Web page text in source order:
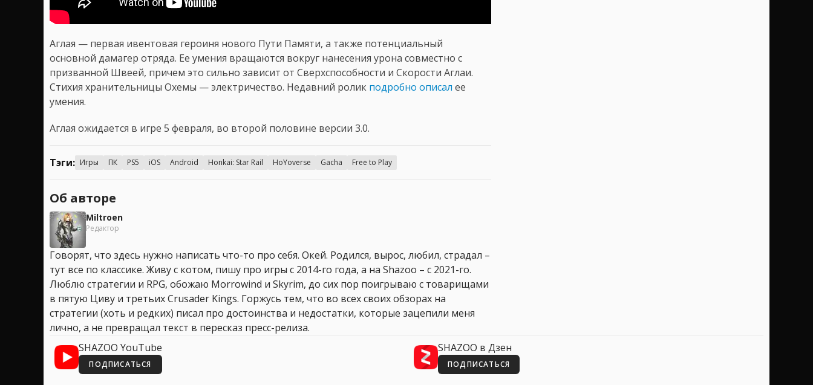
Аглая — первая ивентовая героиня нового Пути Памяти, а также потенциальный
основной дамагер отряда. Ее умения вращаются вокруг нанесения урона совместно с
призванной Швеей, причем это сильно зависит от Сверхспособности и Скорости Аглаи.
Стихия хранительницы Охемы — электричество. Недавний ролик подробно описал ее
умения.
Аглая ожидается в игре 5 февраля, во второй половине версии 3.0.
Тэги: Игры ПК PS5 iOS Android Honkai: Star Rail HoYoverse Gacha Free to Play
Об авторе
Miltroen
Редактор
Говорят, что здесь нужно написать что-то про себя. Окей. Родился, вырос, любил, страдал –
тут все по классике. Живу с котом, пишу про игры с 2014-го года, а на Shazoo – с 2021-го.
Люблю стратегии и RPG, обожаю Morrowind и Skyrim, до сих пор поигрываю с товарищами
в пятую Циву и третьих Crusader Kings. Горжусь тем, что во всех своих обзорах на
стратегии (хоть и редких) писал про достоинства и недостатки, которые зацепили меня
лично, а не превращал текст в пересказ пресс-релиза.
SHAZOO YouTube
ПОДПИСАТЬСЯ
SHAZOO в Дзен
ПОДПИСАТЬСЯ